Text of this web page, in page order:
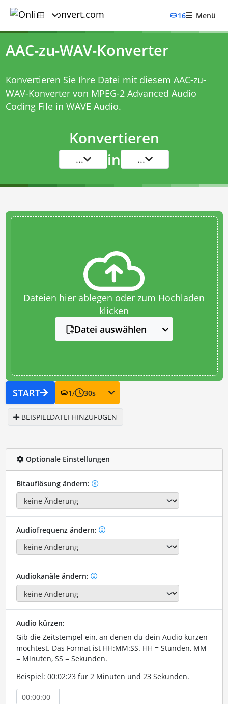
16 Menü
AAC-zu-WAV-Konverter
Konvertieren Sie Ihre Datei mit diesem AAC-zu-
WAV-Konvertervon MPEG-2 Advanced Audio
Coding File in WAVE Audio.
Konvertieren
... in ...
Dateien hier ablegen oder zum Hochladen
klicken
Datei auswählen
START 1/ 30s
BEISPIELDATEI HINZUFÜGEN
Optionale Einstellungen
Bitauflösung ändern:
Audiofrequenz ändern:
Audiokanäle ändern:
Audio kürzen:
Gib die Zeitstempel ein, an denen du dein Audio kürzen
möchtest. Das Format ist HH:MM:SS. HH = Stunden, MM
= Minuten, SS = Sekunden.
Beispiel: 00:02:23 für 2 Minuten und 23 Sekunden.